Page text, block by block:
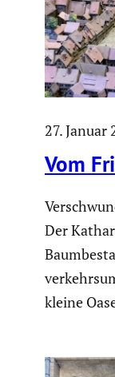
27. Januar
Vom
Der
kleine